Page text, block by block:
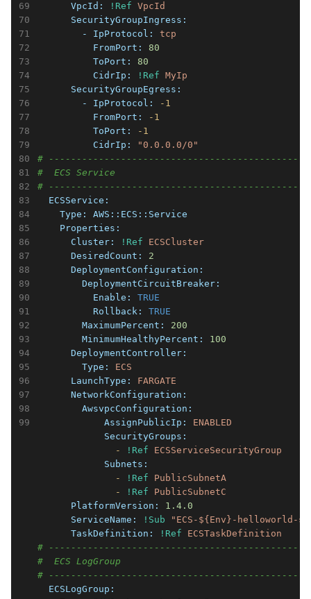
      VpcId:
!Ref
VpcId
      SecurityGroupIngress:
        - IpProtocol:
tcp
          FromPort:
80
          ToPort:
80
          CidrIp:
!Ref
MyIp
      SecurityGroupEgress:
        - IpProtocol:
-1
          FromPort:
-1
          ToPort:
-1
          CidrIp:
"0.0.0.0/0"
#
#  ECS Service
#
  ECSService:
    Type:
AWS::ECS::Service
    Properties:
      Cluster:
!Ref
ECSCluster
      DesiredCount:
2
      DeploymentConfiguration:
        DeploymentCircuitBreaker:
          Enable:
TRUE
          Rollback:
TRUE
        MaximumPercent:
200
        MinimumHealthyPercent:
100
      DeploymentController:
        Type:
ECS
      LaunchType:
FARGATE
      NetworkConfiguration:
        AwsvpcConfiguration:
            AssignPublicIp:
ENABLED
            SecurityGroups:
              -
!Ref
ECSServiceSecurityGroup
            Subnets:
              -
!Ref
PublicSubnetA
              -
!Ref
PublicSubnetC
      PlatformVersion:
1.4 .0
      ServiceName:
!Sub
"ECS-${Env}-helloworld-
      TaskDefinition:
!Ref
ECSTaskDefinition
#
#  ECS LogGroup
#
  ECSLogGroup: